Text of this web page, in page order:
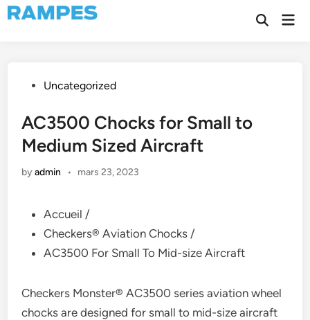
Skip
to
Open
PostedUncategorized
AC3500 Chocks for Small to
Medium Sized Aircraft
byadmin • mars 23, 2023
Accueil /
Checkers® Aviation Chocks /
AC3500 For Small To Mid-size Aircraft
Checkers Monster® AC3500 series aviation wheel
chocks are designed for small to mid-size aircraft